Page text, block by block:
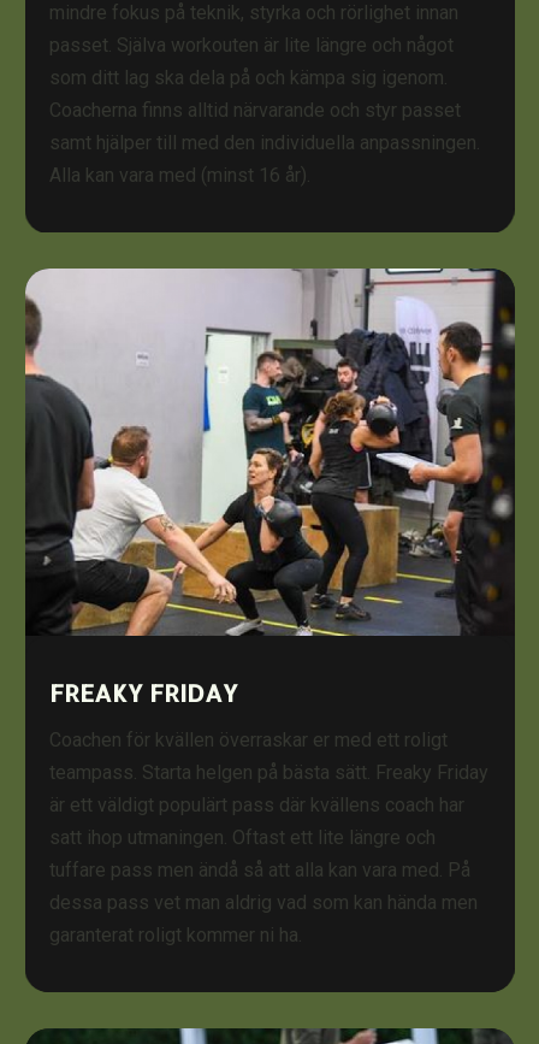
mindre fokus på teknik, styrka och rörlighet innan
passet. Själva workouten är lite längre och något
som ditt lag ska dela på och kämpa sig igenom.
Coacherna finns alltid närvarande och styr passet
samt hjälper till med den individuella anpassningen.
Alla kan vara med (minst 16 år).
FREAKY FRIDAY
Coachen för kvällen överraskar er med ett roligt
teampass. Starta helgen på bästa sätt. Freaky Friday
är ett väldigt populärt pass där kvällens coach har
satt ihop utmaningen. Oftast ett lite längre och
tuffare pass men ändå så att alla kan vara med. På
dessa pass vet man aldrig vad som kan hända men
garanterat roligt kommer ni ha.